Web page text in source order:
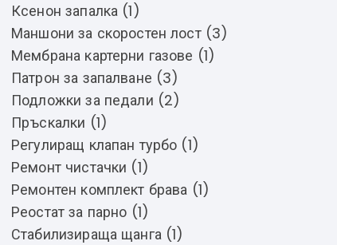
Ксенон запалка (1)
Маншони за скоростен лост (3)
Мембрана картерни газове (1)
Патрон за запалване (3)
Подложки за педали (2)
Пръскалки (1)
Регулиращ клапан турбо (1)
Ремонт чистачки (1)
Ремонтен комплект брава (1)
Реостат за парно (1)
Стабилизираща щанга (1)